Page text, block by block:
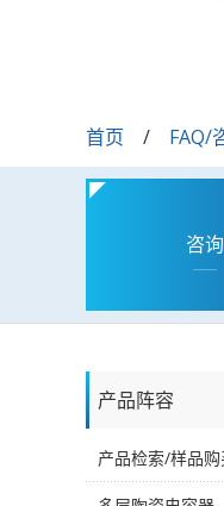
咨询
首页 FAQ/
产品阵容
产品检索/样品